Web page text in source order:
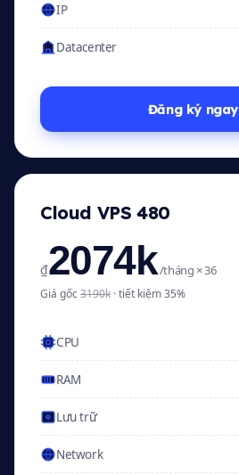
IP
Datacenter
Đăng ký ngay
Cloud VPS 480
₫2074k/tháng × 36
Giá gốc3190k · tiết kiệm 35%
CPU
RAM
Lưu trữ
Network